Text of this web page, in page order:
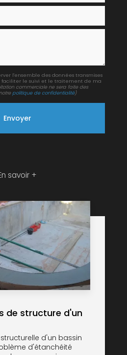
l'ensemble des données transmises
faciliter le suivi et le traitement de ma
commerciale ne sera faite des
politique de confidentialité)
savoir +
de structure d'un
d'un bassin
d'étanchéité